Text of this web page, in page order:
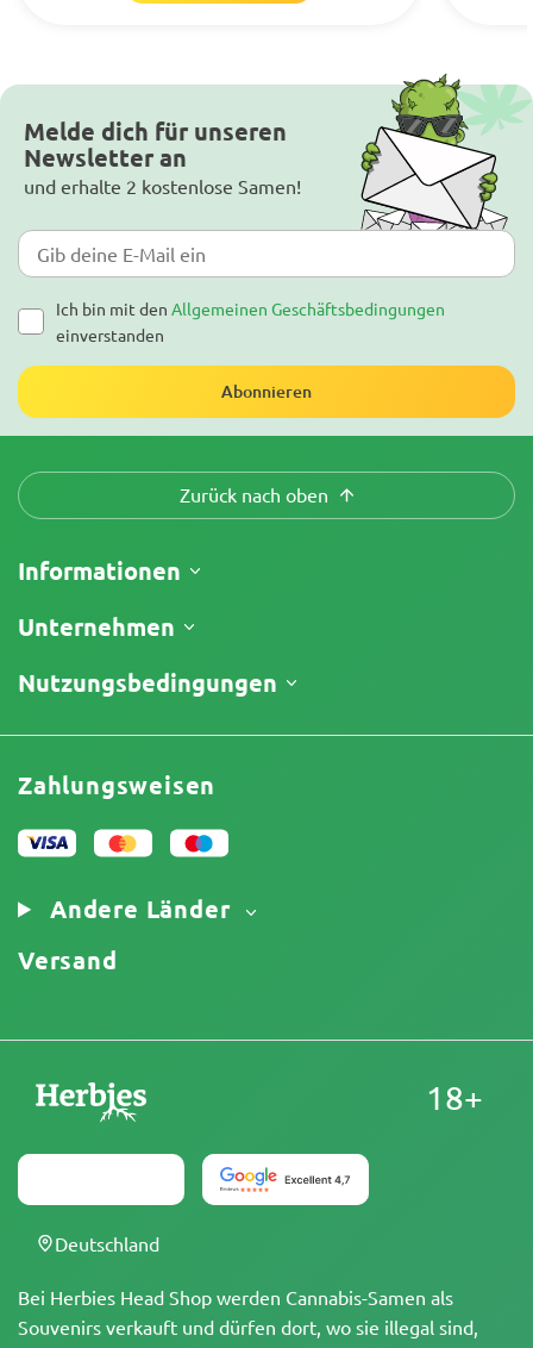
Melde dich für unseren
Newsletter an
und erhalte 2 kostenlose Samen!
Ich bin mit den Allgemeinen Geschäftsbedingungen
einverstanden
Abonnieren
Zurück nach oben
Informationen
Versand
Rückgaberecht
Unternehmen
Über uns
Testberichte
Affiliate-Partnerschaft
Unser Autorenteam
Sitemap
Nutzungsbedingungen
Geschäftsbedingungen
Datenschutzrichtlinie
Cookies-Richtlinie
Impressum
Zahlungsweisen
Andere Länder
Versand
Bei Herbies Head Shop werden Cannabis-Samen als
Souvenirs verkauft und dürfen dort, wo sie illegal sind,
18+
Deutschland